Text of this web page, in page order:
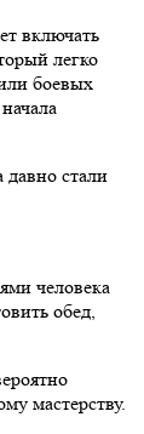
включать
легко
боевых
стали
человека
обед,
мастерству.